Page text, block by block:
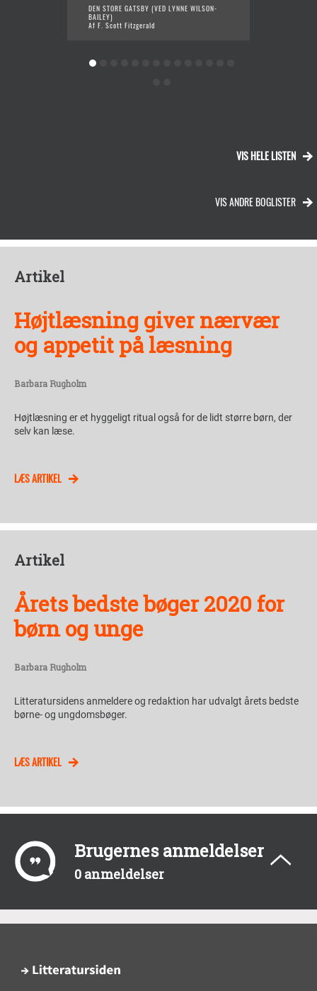
DEN STORE GATSBY (VED LYNNE WILSON-
BAILEY)
Af F. Scott Fitzgerald
VIS HELE LISTEN
VIS ANDRE BOGLISTER
Artikel
Højtlæsning giver nærvær
og appetit på læsning
Barbara Rugholm
Højtlæsning er et hyggeligt ritual også for de lidt større børn, der
selv kan læse.
LÆS ARTIKEL
Artikel
Årets bedste bøger 2020 for
børn og unge
Barbara Rugholm
Litteratursidens anmeldere og redaktion har udvalgt årets bedste
børne- og ungdomsbøger.
LÆS ARTIKEL
Brugernes anmeldelser
0 anmeldelser